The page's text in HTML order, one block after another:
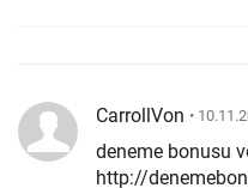
CarrollVon •
deneme bonusu
http://